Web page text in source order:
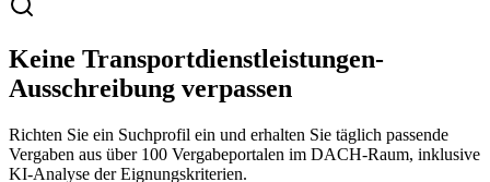
Keine Transportdienstleistungen-
Ausschreibung verpassen
Richten Sie ein Suchprofil ein und erhalten Sie täglich passende
Vergaben aus über 100 Vergabeportalen im DACH-Raum, inklusive
KI-Analyse der Eignungskriterien.